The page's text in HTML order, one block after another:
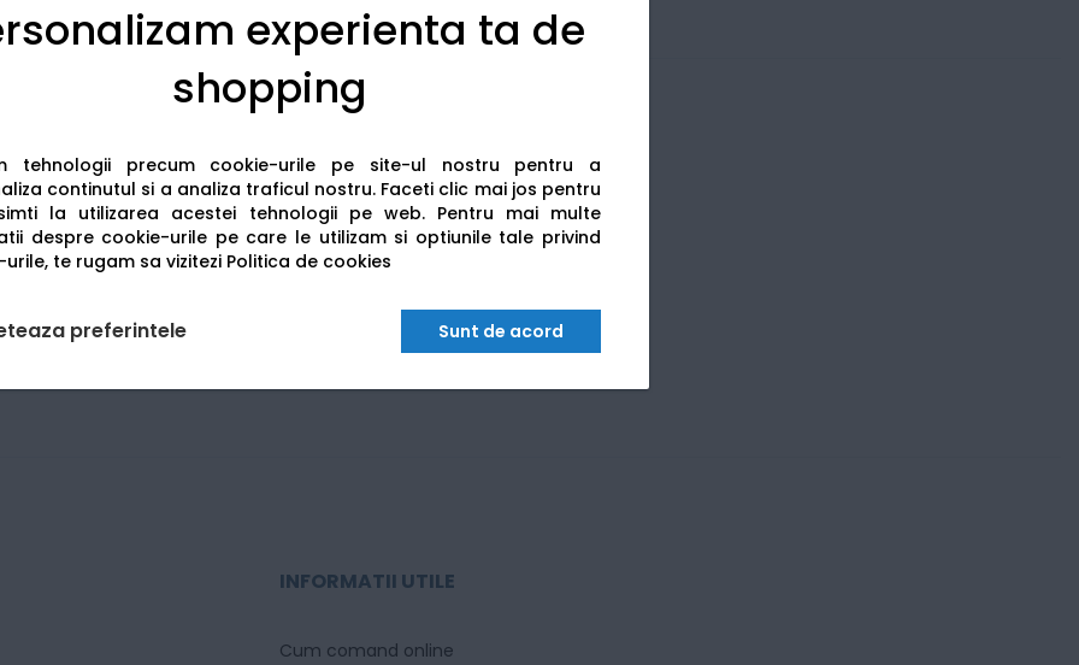
experienta ta de
shopping
tehnologii precum cookie-urile pe site-ul nostru pentru a
continutul si a analiza traficul nostru. Faceti clic mai jos pentru
la utilizarea acestei tehnologii pe web. Pentru mai multe
despre cookie-urile pe care le utilizam si optiunile tale privind
te rugam sa vizitezi Politica de cookies
preferintele Sunt de acord
Detalii tehnice Recenzii
INFORMATII UTILE
Cum comand online